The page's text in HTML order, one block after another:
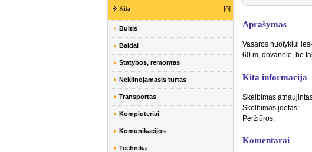
Kita [0]
Buitis
Baldai
Statybos, remontas
Nekilnojamasis turtas
Transportas
Kompiuteriai
Komunikacijos
Technika
Aprašymas
Vasaros nuotykiui
60 m, dovanele, be
Kita informacija
Skelbimas
Skelbimas įdėtas:
Peržiūros:
Komentarai